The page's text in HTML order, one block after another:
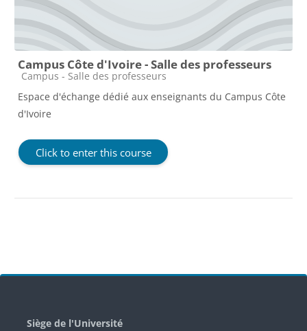
Campus Côte d'Ivoire - Salle des professeurs
Course category
Campus - Salle des professeurs
Espace d'échange dédié aux enseignants du Campus Côte
d'Ivoire
Click to enter this course
Siège de l'Université